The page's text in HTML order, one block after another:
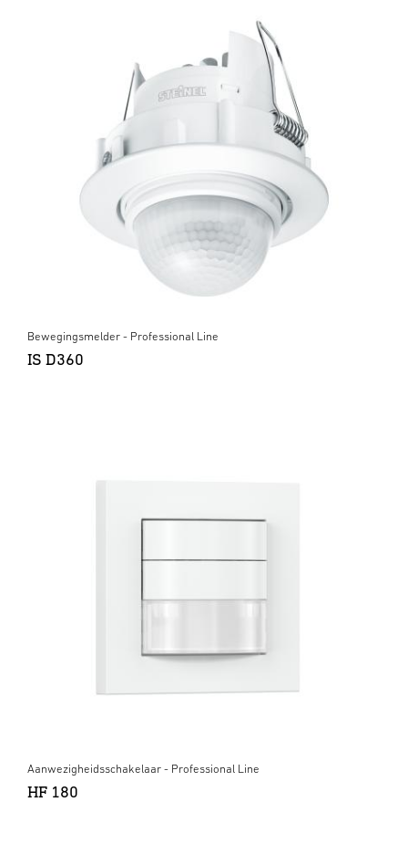
Bewegingsmelder - Professional Line
IS D360
Aanwezigheidsschakelaar - Professional Line
HF 180